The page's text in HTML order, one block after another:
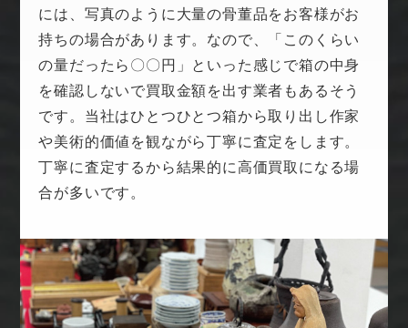
には、写真のように大量の骨董品をお客様がお
持ちの場合があります。なので、「このくらい
の量だったら〇〇円」といった感じで箱の中身
を確認しないで買取金額を出す業者もあるそう
です。当社はひとつひとつ箱から取り出し作家
や美術的価値を観ながら丁寧に査定をします。
丁寧に査定するから結果的に高価買取になる場
合が多いです。